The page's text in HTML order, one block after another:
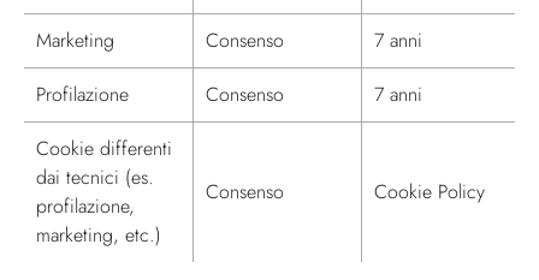
Marketing Consenso
7 anni
Profilazione
Consenso
7 anni
Cookie differenti
dai tecnici (es.
profilazione,
marketing, etc.)
Consenso Cookie Policy